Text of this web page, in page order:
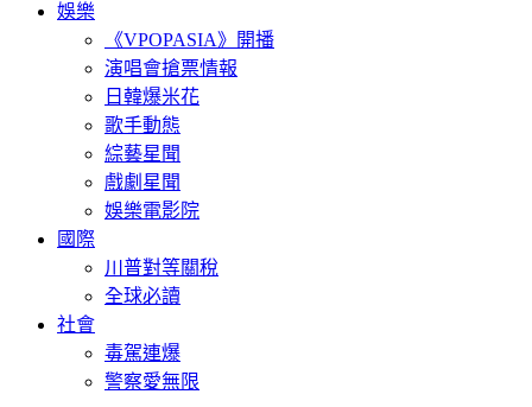
娛樂
《VPOPASIA》開播
演唱會搶票情報
日韓爆米花
歌手動態
綜藝星聞
戲劇星聞
娛樂電影院
國際
川普對等關稅
全球必讀
社會
毒駕連爆
警察愛無限